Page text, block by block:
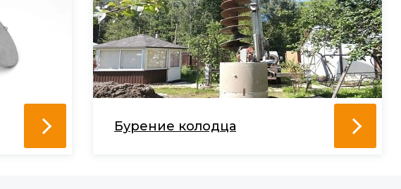
Бурение колодца